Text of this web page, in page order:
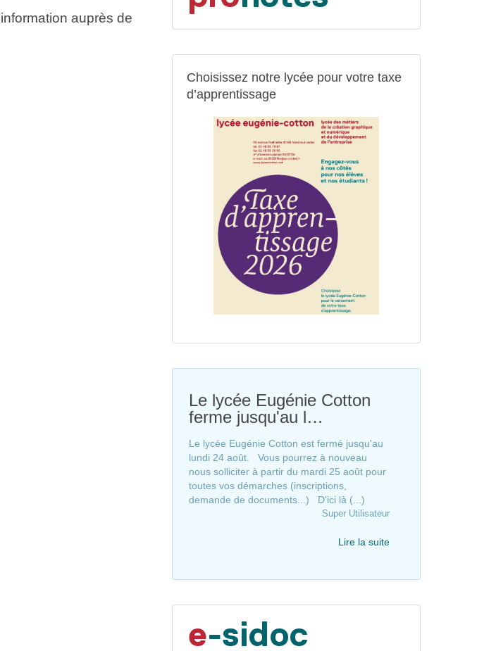
auprès de
Choisissez notre lycée pour votre taxe
d’apprentissage
Le lycée Eugénie Cotton
ferme jusqu'au l…
Le lycée Eugénie Cotton est fermé jusqu'au
lundi 24 août. Vous pourrez à nouveau
nous solliciter à partir du mardi 25 août pour
toutes vos démarches (inscriptions,
demande de documents...) D'ici là (...)
Super Utilisateur
Lire la suite